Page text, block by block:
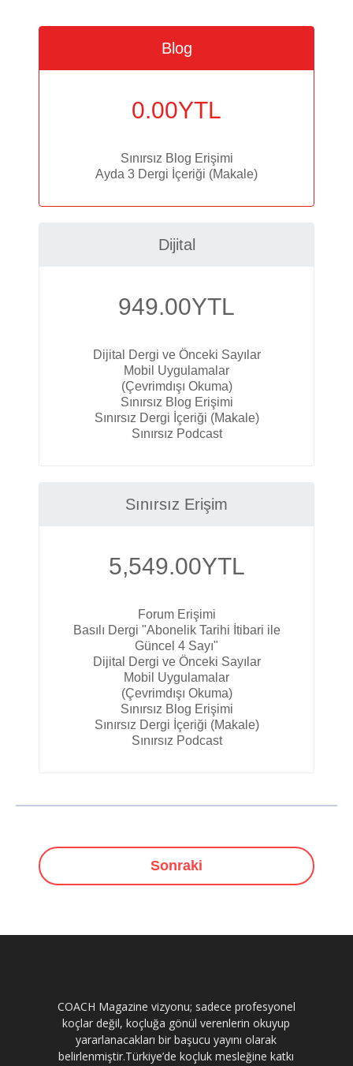
Blog
0.00YTL
Sınırsız Blog Erişimi
Ayda 3 Dergi İçeriği (Makale)
Dijital
949.00YTL
Dijital Dergi ve Önceki Sayılar
Mobil Uygulamalar
(Çevrimdışı Okuma)
Sınırsız Blog Erişimi
Sınırsız Dergi İçeriği (Makale)
Sınırsız Podcast
Sınırsız Erişim
5,549.00YTL
Forum Erişimi
Basılı Dergi "Abonelik Tarihi İtibari ile
Güncel 4 Sayı"
Dijital Dergi ve Önceki Sayılar
Mobil Uygulamalar
(Çevrimdışı Okuma)
Sınırsız Blog Erişimi
Sınırsız Dergi İçeriği (Makale)
Sınırsız Podcast
Sonraki
COACH Magazine vizyonu; sadece profesyonel
koçlar değil, koçluğa gönül verenlerin okuyup
yararlanacakları bir başucu yayını olarak
belirlenmiştir.Türkiye’de koçluk mesleğine katkı